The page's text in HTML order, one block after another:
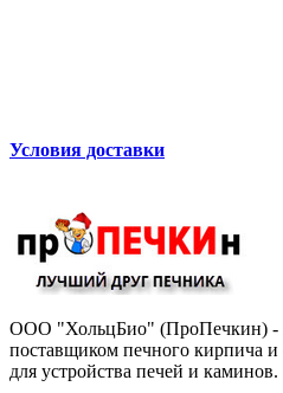
Условия доставки
ООО "ХольцБио" (ПроПечкин) -
поставщиком печного кирпича
для устройства печей и каминов.